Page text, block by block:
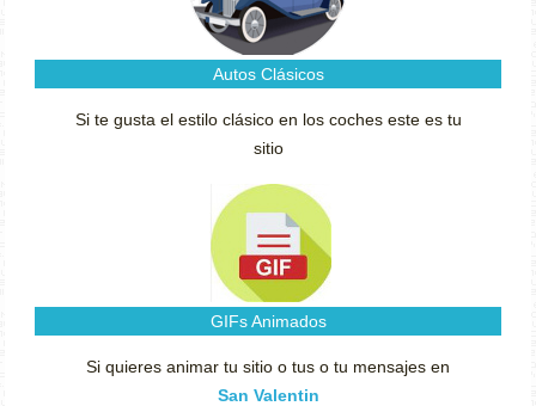
Autos Clásicos
Si te gusta el estilo clásico en los coches este es tu
sitio
GIFs Animados
Si quieres animar tu sitio o tus o tu mensajes en
San Valentin